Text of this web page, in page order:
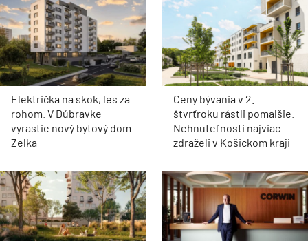
Filiálka nie je lokálny spor,
je to kapacitná otázka
železničného uzla
Bratislava
Historický viadukt v
Zürichu získal nové
mostné ložiská a
dilatačné závery
DEVELOPMENT